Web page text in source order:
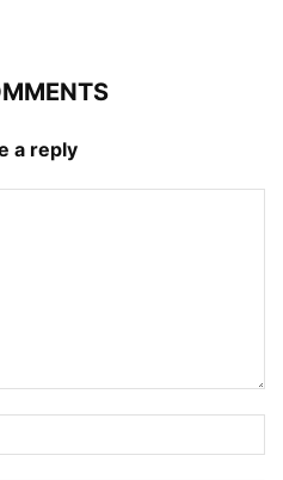
a reply